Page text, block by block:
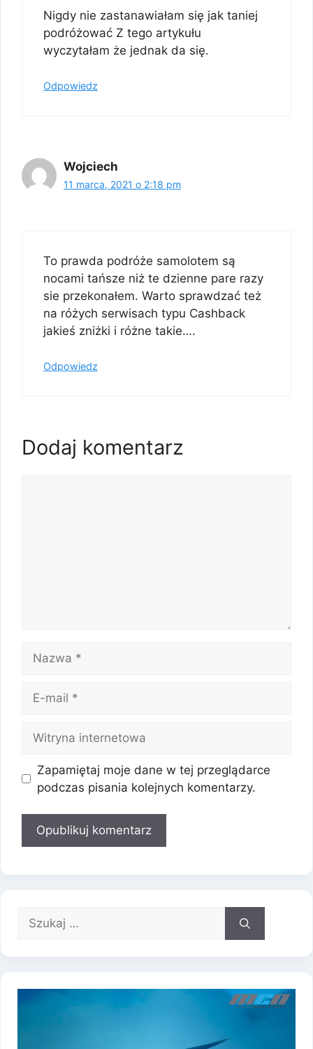
Nigdy nie zastanawiałam się jak taniej
podróżować Z tego artykułu
wyczytałam że jednak da się.
Odpowiedz
Wojciech
11 marca, 2021 o 2:18 pm
To prawda podróże samolotem są
nocami tańsze niż te dzienne pare razy
sie przekonałem. Warto sprawdzać też
na różych serwisach typu Cashback
jakieś zniżki i różne takie….
Odpowiedz
Dodaj komentarz
mail
internetowa
Zapamiętaj moje dane w tej przeglądarce
podczas pisania kolejnych komentarzy.
Szukaj: